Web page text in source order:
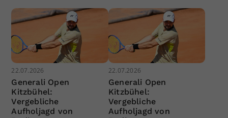
22.07.2026
Generali Open
Kitzbühel:
Vergebliche
Aufholjagd von
22.07.2026
Generali Open
Kitzbühel:
Vergebliche
Aufholjagd von